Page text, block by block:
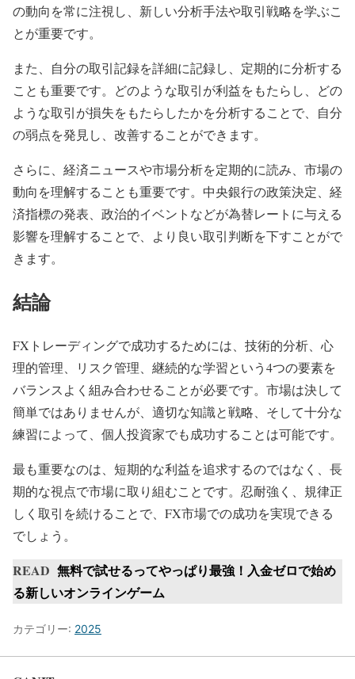
の動向を常に注視し、新しい分析手法や取引戦略を学ぶこ
とが重要です。
また、自分の取引記録を詳細に記録し、定期的に分析する
ことも重要です。どのような取引が利益をもたらし、どの
ような取引が損失をもたらしたかを分析することで、自分
の弱点を発見し、改善することができます。
さらに、経済ニュースや市場分析を定期的に読み、市場の
動向を理解することも重要です。中央銀行の政策決定、経
済指標の発表、政治的イベントなどが為替レートに与える
影響を理解することで、より良い取引判断を下すことがで
きます。
結論
FXトレーディングで成功するためには、技術的分析、心
理的管理、リスク管理、継続的な学習という4つの要素を
バランスよく組み合わせることが必要です。市場は決して
簡単ではありませんが、適切な知識と戦略、そして十分な
練習によって、個人投資家でも成功することは可能です。
最も重要なのは、短期的な利益を追求するのではなく、長
期的な視点で市場に取り組むことです。忍耐強く、規律正
しく取引を続けることで、FX市場での成功を実現できる
でしょう。
READ 無料で試せるってやっぱり最強！入金ゼロで始め
る新しいオンラインゲーム
カテゴリー: 2025